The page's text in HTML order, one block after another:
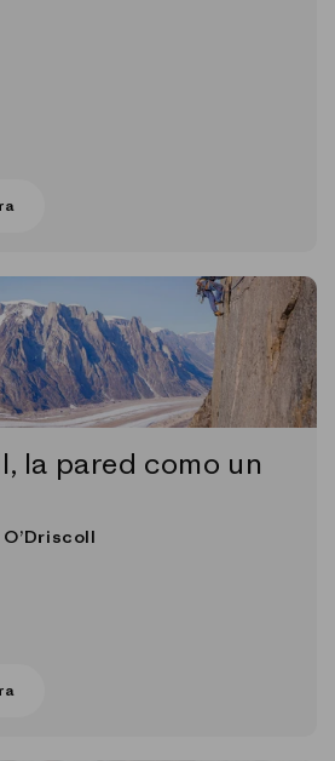
la pared como un